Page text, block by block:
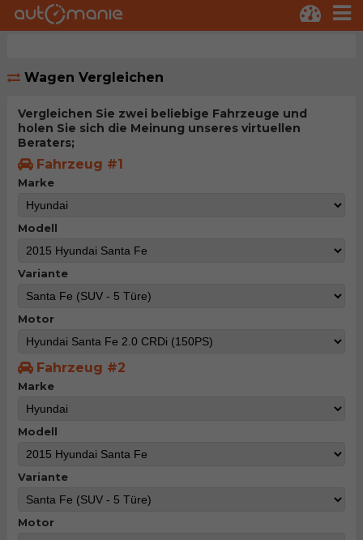
Wagen Vergleichen
Vergleichen Sie zwei beliebige Fahrzeuge und
holen Sie sich die Meinung unseres virtuellen
Beraters;
Fahrzeug #1
Marke
Modell
Variante
Motor
Fahrzeug #2
Marke
Modell
Variante
Motor